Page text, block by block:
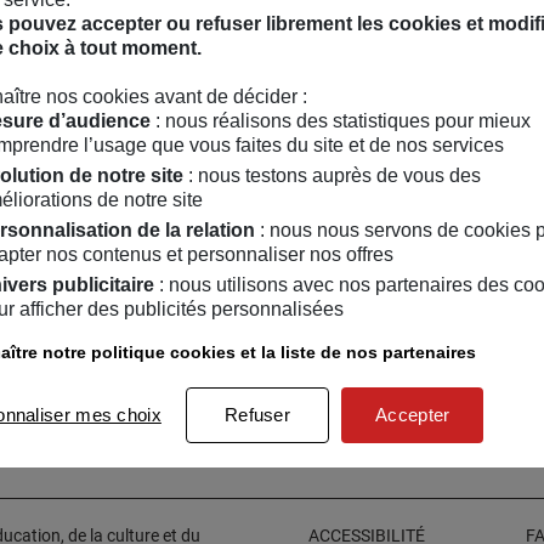
la volonté de rapprocher les afrodescendant.e.s des
bien-être, médecines douces et service, MAYINA, qui vous
ressemblent dans tous les domaines de votre vie : la
de vous de manière holitique surmayina.f.
Laura Laventure sur : TwitterFacebook
Instagram
de la culture et du ACCESSIBILITÉ
pouvez accepter ou refuser librement les cookies et
choix à tout moment.
nos cookies avant de décider :
d’audience : nous réalisons des statistiques pour mieux
l’usage que vous faites du site et de nos services
de notre site : nous testons auprès de vous des
de notre site
de la relation : nous nous servons de cookies
nos contenus et personnaliser nos offres
publicitaire : nous utilisons avec nos partenaires des
afficher des publicités personnalisées
notre politique cookies et la liste de nos partenaires
mes choix Refuser Accepter